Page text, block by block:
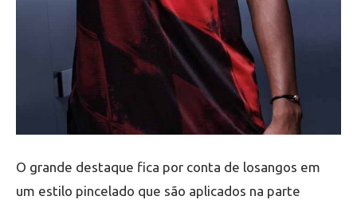
O grande destaque fica por conta de losangos em
um estilo pincelado que são aplicados na parte